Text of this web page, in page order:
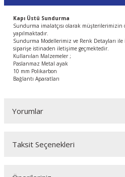
Kapı Üstü Sundurma
Sundurma imalatçısı olarak
yapılmaktadır.
Sundurma Modellerimiz ve Renk Detayları
siparişe istinaden iletişime geçmektedir.
Kullanılan Malzemeler ;
Paslanmaz Metal ayak
10 mm Polikarbon
Bağlantı Aparatları
Yorumlar
Taksit Seçenekleri